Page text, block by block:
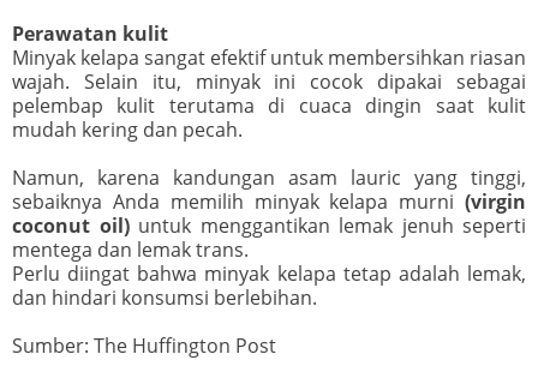
Perawatan kulit
Minyak kelapa sangat efektif untuk membersihkan riasan
wajah. Selain itu, minyak ini cocok dipakai sebagai
pelembap kulit terutama di cuaca dingin saat kulit
mudah kering dan pecah.
Namun, karena kandungan asam lauric yang tinggi,
sebaiknya Anda memilih minyak kelapa murni (virgin
coconut oil)untuk menggantikan lemak jenuh seperti
mentega dan lemak trans.
Perlu diingat bahwa minyak kelapa tetap adalah lemak,
dan hindari konsumsi berlebihan.
Sumber: The Huffington Post